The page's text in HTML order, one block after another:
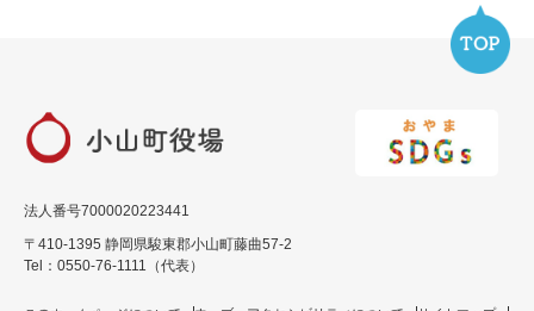
法人番号7000020223441
〒410-1395 静岡県駿東郡小山町藤曲57-2
Tel：0550-76-1111（代表）